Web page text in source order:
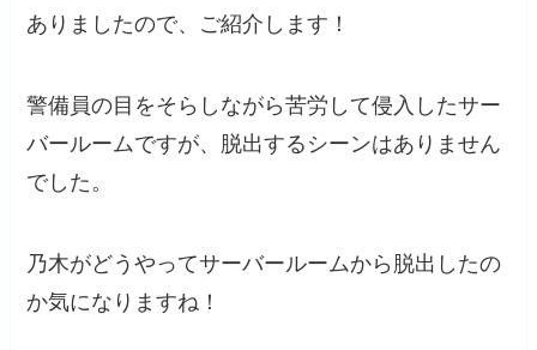
ありましたので、ご紹介します！
警備員の目をそらしながら苦労して侵入したサー
バールームですが、脱出するシーンはありません
でした。
乃木がどうやってサーバールームから脱出したの
か気になりますね！